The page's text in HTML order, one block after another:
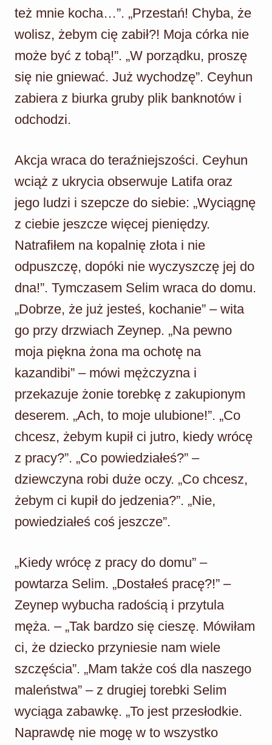
też mnie kocha…”. „Przestań! Chyba, że
wolisz, żebym cię zabił?! Moja córka nie
może być z tobą!”. „W porządku, proszę
się nie gniewać. Już wychodzę”. Ceyhun
zabiera z biurka gruby plik banknotów i
odchodzi.
Akcja wraca do teraźniejszości. Ceyhun
wciąż z ukrycia obserwuje Latifa oraz
jego ludzi i szepcze do siebie: „Wyciągnę
z ciebie jeszcze więcej pieniędzy.
Natrafiłem na kopalnię złota i nie
odpuszczę, dopóki nie wyczyszczę jej do
dna!”. Tymczasem Selim wraca do domu.
„Dobrze, że już jesteś, kochanie” – wita
go przy drzwiach Zeynep. „Na pewno
moja piękna żona ma ochotę na
kazandibi” – mówi mężczyzna i
przekazuje żonie torebkę z zakupionym
deserem. „Ach, to moje ulubione!”. „Co
chcesz, żebym kupił ci jutro, kiedy wrócę
z pracy?”. „Co powiedziałeś?” –
dziewczyna robi duże oczy. „Co chcesz,
żebym ci kupił do jedzenia?”. „Nie,
powiedziałeś coś jeszcze”.
„Kiedy wrócę z pracy do domu” –
powtarza Selim. „Dostałeś pracę?!” –
Zeynep wybucha radością i przytula
męża. – „Tak bardzo się cieszę. Mówiłam
ci, że dziecko przyniesie nam wiele
szczęścia”. „Mam także coś dla naszego
maleństwa” – z drugiej torebki Selim
wyciąga zabawkę. „To jest przesłodkie.
Naprawdę nie mogę w to wszystko